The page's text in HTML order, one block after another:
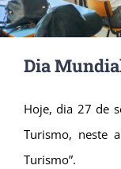
Dia
Hoje, dia 27 de
Turismo, neste
Turismo”.